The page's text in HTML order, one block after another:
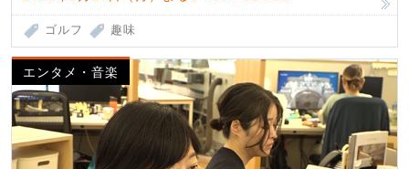
ゴルフ 趣味
エンタメ・音楽